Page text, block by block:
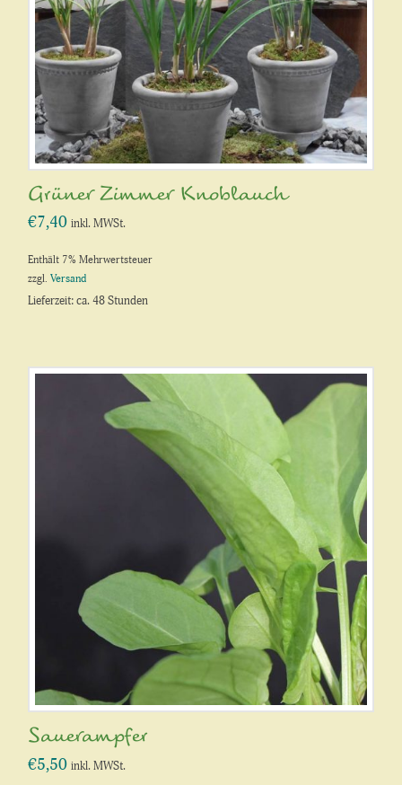
Grüner Zimmer Knoblauch
€7,40 inkl. MWSt.
Enthält 7% Mehrwertsteuer
zzgl.Versand
Lieferzeit: ca. 48 Stunden
Sauerampfer
€5,50 inkl. MWSt.